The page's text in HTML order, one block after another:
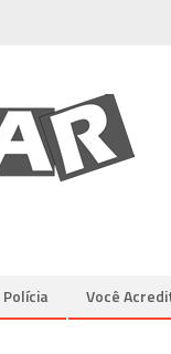
Polícia Você